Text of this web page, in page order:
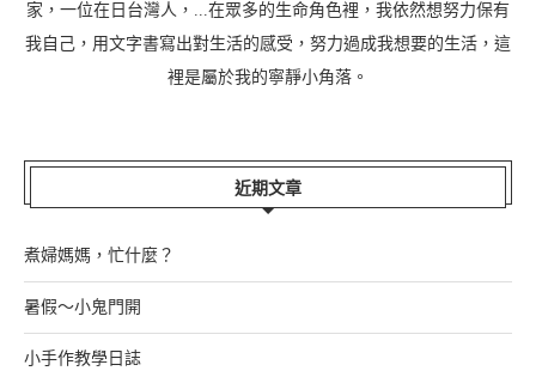
家，一位在日台灣人，...在眾多的生命角色裡，我依然想努力保有
我自己，用文字書寫出對生活的感受，努力過成我想要的生活，這
裡是屬於我的寧靜小角落。
近期文章
煮婦媽媽，忙什麼？
暑假～小鬼門開
小手作教學日誌